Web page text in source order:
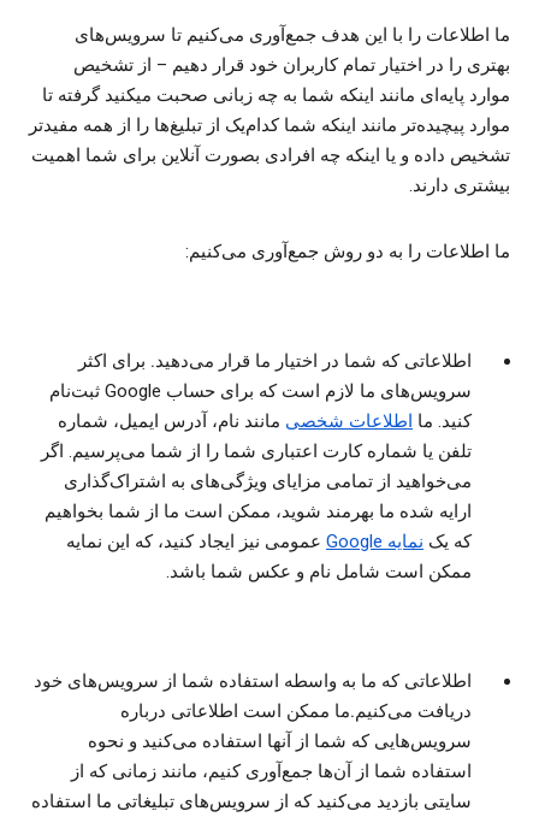
ما اطلاعات را با این هدف جمع‌آوری می‌کنیم تا سرویس‌های
بهتری را در اختیار تمام کاربران خود قرار دهیم – از تشخیص
موارد پایه‌ای مانند اینکه شما به چه زبانی صحبت میکنید گرفته تا
موارد پیچیده‌تر مانند اینکه شما کدام‌یک از تبلیغ‌ها را از همه مفید‌تر
تشخیص داده و یا اینکه چه افرادی بصورت آنلاین برای شما اهمیت
بیشتری دارند.
ما اطلاعات را به دو روش جمع‌آوری می‌کنیم:
اطلاعاتی که شما در اختیار ما قرار می‌دهید. برای اکثر
سرویس‌های ما لازم است که برای حساب Google ثبت‌نام
کنید. ما اطلاعات شخصی مانند نام، آدرس ایمیل، شماره
تلفن یا شماره کارت اعتباری شما را از شما می‌پرسیم. اگر
می‌خواهید از تمامی مزایای ویژگی‌های به اشتراک‌گذاری
ارایه شده ما بهرمند شوید، ممکن است ما از شما بخواهیم
که یک نمایه Google
عمومی نیز ایجاد کنید، که این نمایه
ممکن است شامل نام و عکس شما باشد.
اطلاعاتی که ما به واسطه استفاده شما از سرویس‌های خود
دریافت می‌کنیم.ما ممکن است اطلاعاتی درباره
سرویس‌هایی که شما از آنها استفاده می‌کنید و نحوه
استفاده شما از آن‌ها جمع‌آوری کنیم، مانند زمانی که از
سایتی بازدید می‌کنید که از سرویس‌های تبلیغاتی ما استفاده